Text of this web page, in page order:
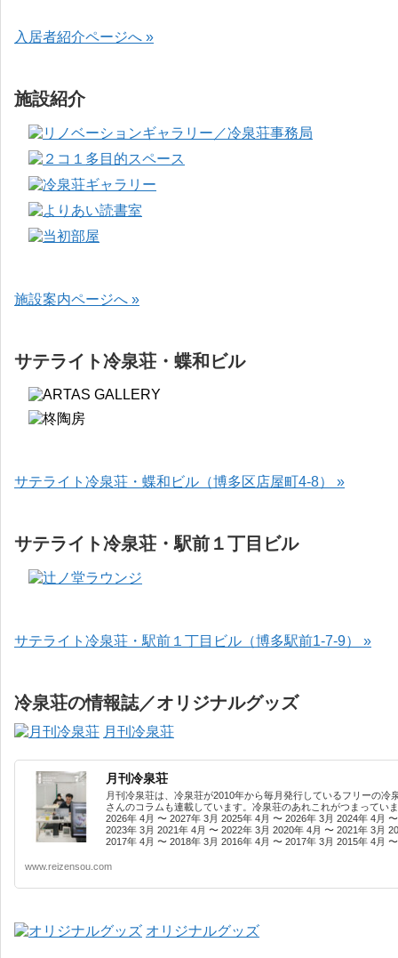
入居者紹介ページへ »
施設紹介
施設案内ページへ »
サテライト冷泉荘・蝶和ビル
サテライト冷泉荘・蝶和ビル（博多区店屋町4-8） »
サテライト冷泉荘・駅前１丁目ビル
サテライト冷泉荘・駅前１丁目ビル（博多駅前1-7-9） »
冷泉荘の情報誌／オリジナルグッズ
月刊冷泉荘
月刊冷泉荘
月刊冷泉荘は、冷泉荘が2010年から毎月発行しているフリーの
さんのコラムも連載しています。冷泉荘のあれこれがつまってい
2026年 4月 〜 2027年 3月 2025年 4月 〜 2026年 3月 2024年 4月
2023年 3月 2021年 4月 〜 2022年 3月 2020年 4月 〜 2021年 3月
2017年 4月 〜 2018年 3月 2016年 4月 〜 2017年 3月 2015年 4月
www.reizensou.com
オリジナルグッズ